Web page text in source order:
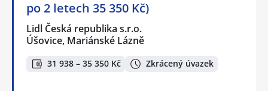
po 2 letech 35 350 Kč)
Lidl Česká republika s.r.o.
Úšovice, Mariánské Lázně
31 938 – 35 350 Kč Zkrácený úvazek